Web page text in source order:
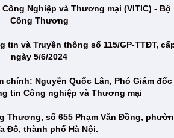
Nghiệp và Thương mại (VITIC) - Bộ
Công Thương
tin và Truyền thông số 115/GP-TTĐT,
ngày 5/6/2024
chính: Nguyễn Quốc Lân, Phó Giám đốc
tin Công nghiệp và Thương mại
Thương, số 655 Phạm Văn Đồng,
Đô, thành phố Hà Nội.